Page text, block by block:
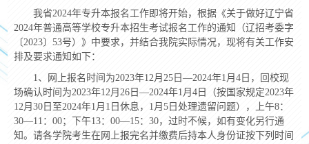
我省2024年专升本报名工作即将开始，根据《关于做好辽宁省
2024年普通高等学校专升本招生考试报名工作的通知（辽招考委字
〔2023〕53号）》中要求，并结合我院实际情况，现将有关工作安
排及要求通知如下：
1、网上报名时间为2023年12月25日—2024年1月4日，回校现
场确认时间为2023年12月26日—2024年1月4日（按国家规定2023年
12月30日至2024年1月1日休息，1月5日处理遗留问题），上午8：
30—11：00；下午13：00—15：30，过时不候，如有变化另行通
知。请各学院考生在网上报完名并缴费后持本人身份证按下列时间